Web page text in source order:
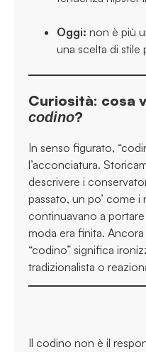
Oggi: non è più
una scelta di stile
Curiosità: cosa
codino?
In senso figurato,
l’acconciatura.
descrivere i
passato, un po’ come
continuavano a
moda era finita.
“codino” significa
tradizionalista o
Il codino non è il